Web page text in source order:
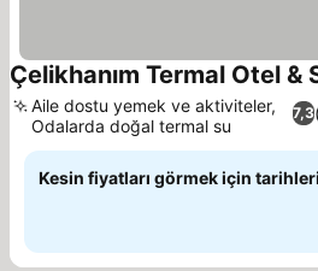
Çelikhanım Termal Otel &
7,3
Aile dostu yemek ve aktiviteler,
Odalarda doğal termal su
Kesin fiyatları görmek için